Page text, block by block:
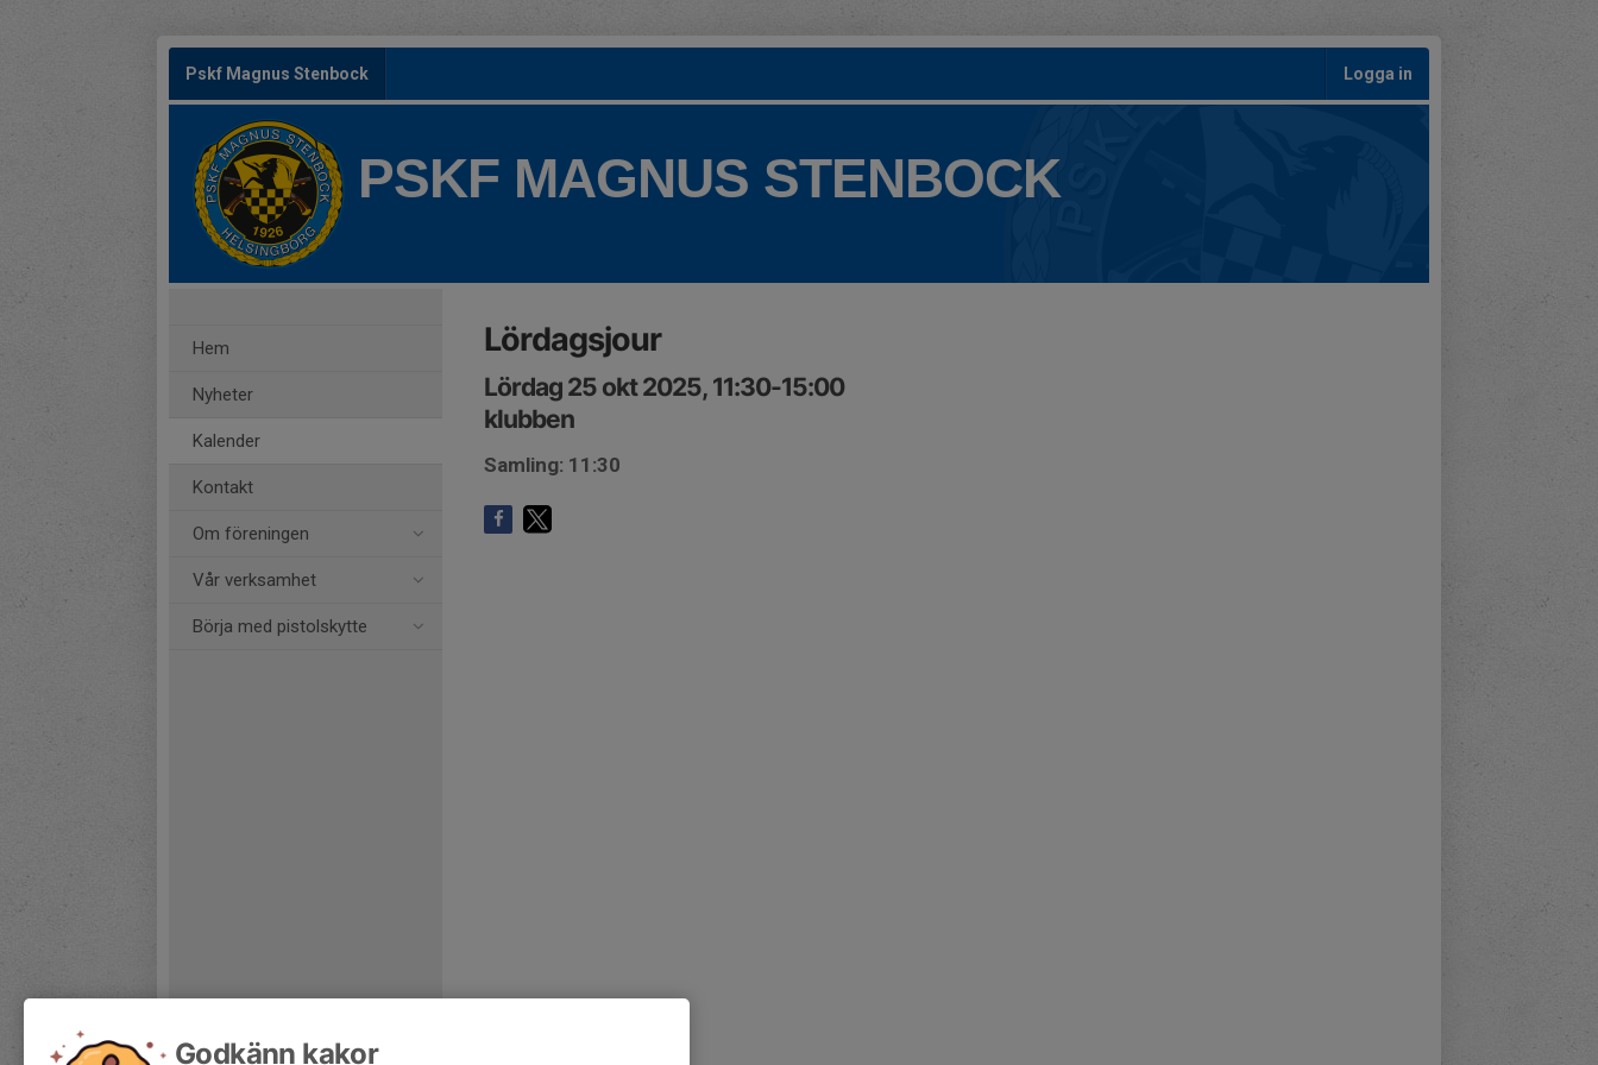
Pskf Magnus Stenbock Logga in
PSKF MAGNUS STENBOCK
Hem
Nyheter
Kalender
Kontakt
Om föreningen
Vår verksamhet
Börja med pistolskytte
Lördagsjour
Lördag 25 okt 2025, 11:30-15:00
klubben
Samling: 11:30
Godkänn kakor